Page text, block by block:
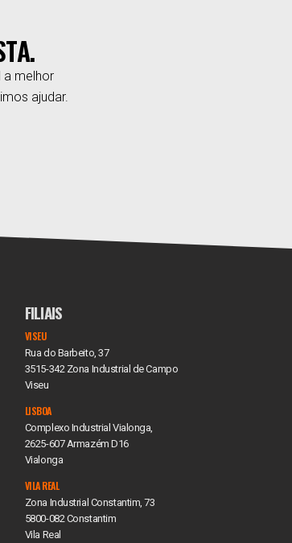
a melhor
ajudar.
FILIAIS
VISEU
Rua do Barbeito, 37
3515-342 Zona Industrial de Campo
Viseu
LISBOA
Complexo Industrial Vialonga,
2625-607 Armazém D16
Vialonga
VILA REAL
Zona Industrial Constantim, 73
5800-082 Constantim
Vila Real